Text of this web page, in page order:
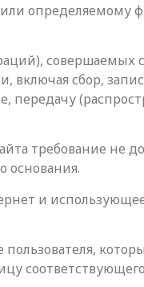
определяемому
совершаемых с
включая сбор,
передачу
требование не
основания.
и